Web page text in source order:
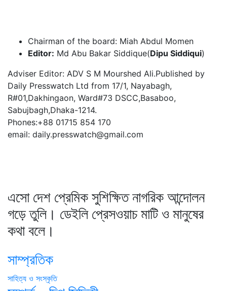
Chairman of the board: Miah Abdul Momen
Editor: Md Abu Bakar Siddique(Dipu Siddiqui)
Adviser Editor: ADV S M Mourshed Ali.Published by
Daily Presswatch Ltd from 17/1, Nayabagh,
R#01,Dakhingaon, Ward#73 DSCC,Basaboo,
Sabujbagh,Dhaka-1214.
Phones:+88 01715 854 170
email: daily.presswatch@gmail.com
এসো দেশ প্রেমিক সুশিক্ষিত নাগরিক আন্দোলন
গড়ে তুলি। ডেইলি প্রেসওয়াচ মাটি ও মানুষের
কথা বলে।
সাম্প্রতিক
সাহিত্য ও সংস্কৃতি